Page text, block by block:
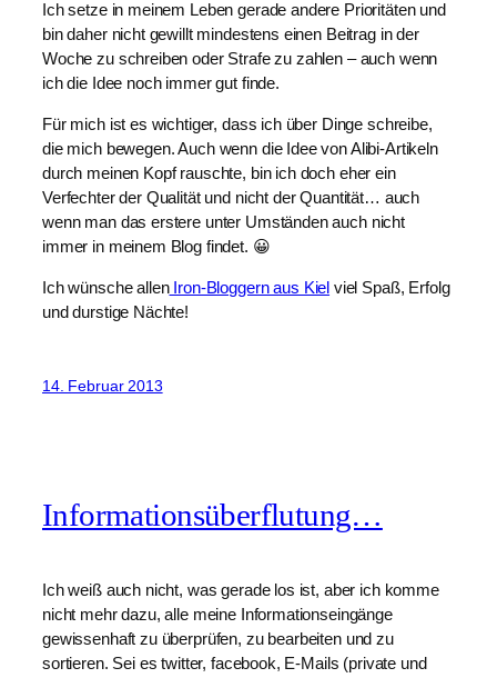
Ich setze in meinem Leben gerade andere Prioritäten und
bin daher nicht gewillt mindestens einen Beitrag in der
Woche zu schreiben oder Strafe zu zahlen – auch wenn
ich die Idee noch immer gut finde.
Für mich ist es wichtiger, dass ich über Dinge schreibe,
die mich bewegen. Auch wenn die Idee von Alibi-Artikeln
durch meinen Kopf rauschte, bin ich doch eher ein
Verfechter der Qualität und nicht der Quantität… auch
wenn man das erstere unter Umständen auch nicht
immer in meinem Blog findet. 😀
Ich wünsche allenIron-Bloggern aus Kiel viel Spaß, Erfolg
und durstige Nächte!
14. Februar 2013
Informationsüberflutung…
Ich weiß auch nicht, was gerade los ist, aber ich komme
nicht mehr dazu, alle meine Informationseingänge
gewissenhaft zu überprüfen, zu bearbeiten und zu
sortieren. Sei es twitter, facebook, E-Mails (private und